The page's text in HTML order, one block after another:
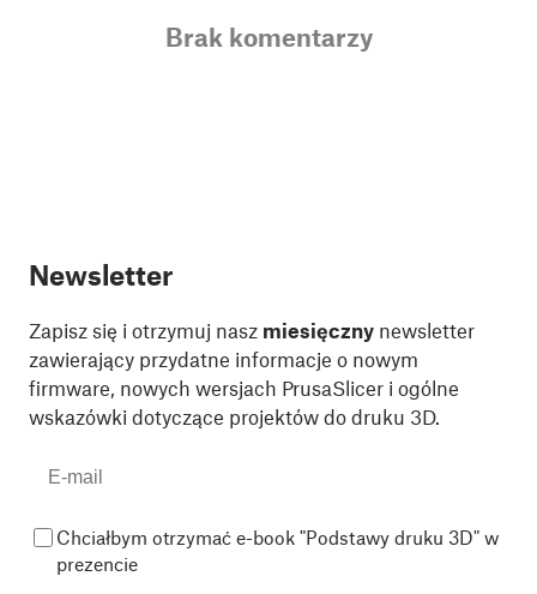
Brak komentarzy
Newsletter
Zapisz się i otrzymuj nasz miesięczny newsletter
zawierający przydatne informacje o nowym
firmware, nowych wersjach PrusaSlicer i ogólne
wskazówki dotyczące projektów do druku 3D.
Chciałbym otrzymać e-book "Podstawy druku 3D" w
prezencie